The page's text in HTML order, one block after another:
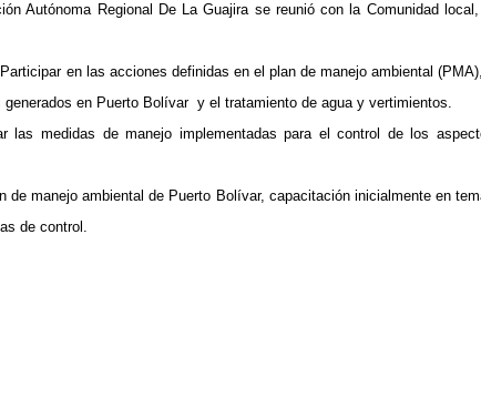
Autónoma Regional De La Guajira se reunió con la Comunidad
en las acciones definidas en el plan de manejo ambiental
en Puerto Bolívar y el tratamiento de agua y vertimientos.
las medidas de manejo implementadas para el control de los
manejo ambiental de Puerto Bolívar, capacitación inicialmente en
de control.